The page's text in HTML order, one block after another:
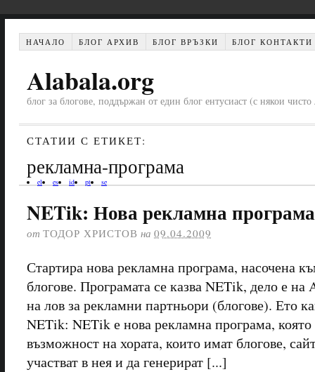
НАЧАЛО БЛОГ АРХИВ БЛОГ ВРЪЗКИ БЛОГ КОНТАКТИ
Alabala.org
блог за блогове, поддържан от един блог ентусиаст (с някои
СТАТИИ С ЕТИКЕТ:
рекламна-програма
el es id pt se
NETik: Нова рекламна програма
от ТОДОР ХРИСТОВ на 09.04.2009
Стартира нова рекламна програма, насочена
блогове. Програмата се казва NETik, дело е на
на лов за рекламни партньори (блогове). Ето
NETik: NETik е нова рекламна програма,
възможност на хората, които имат блогове,
участват в нея и да генерират [...]